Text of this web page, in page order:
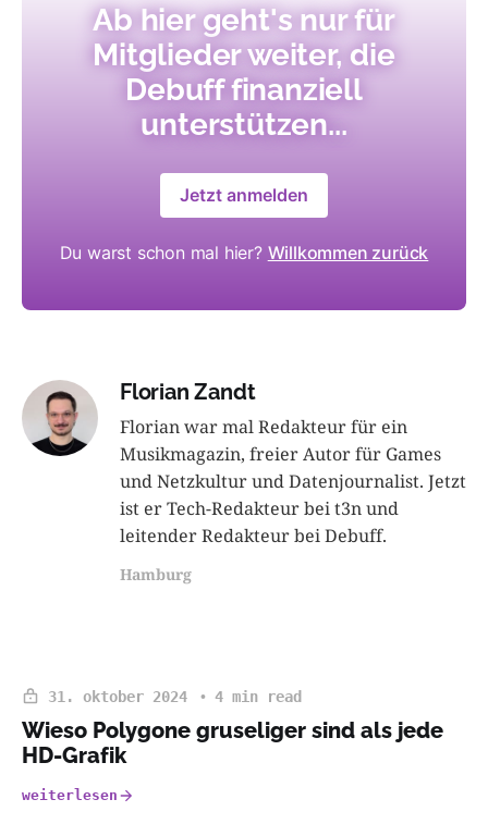
Ab hier geht's nur für
Mitglieder weiter, die
Debuff finanziell
unterstützen...
Jetzt anmelden
Du warst schon mal hier? Willkommen zurück
Florian Zandt
Florian war mal Redakteur für ein
Musikmagazin, freier Autor für Games
und Netzkultur und Datenjournalist. Jetzt
ist er Tech-Redakteur bei t3n und
leitender Redakteur bei Debuff.
Hamburg
31. oktober 2024 4 min read
Wieso Polygone gruseliger sind als jede
HD-Grafik
weiterlesen